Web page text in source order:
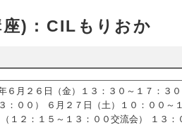
)：CILもりおか
６月２６日（金）１３：３０～１７：３０
３：００） ６月２７日（土）１０：００～
１２：１５～１３：００交流会） １３：